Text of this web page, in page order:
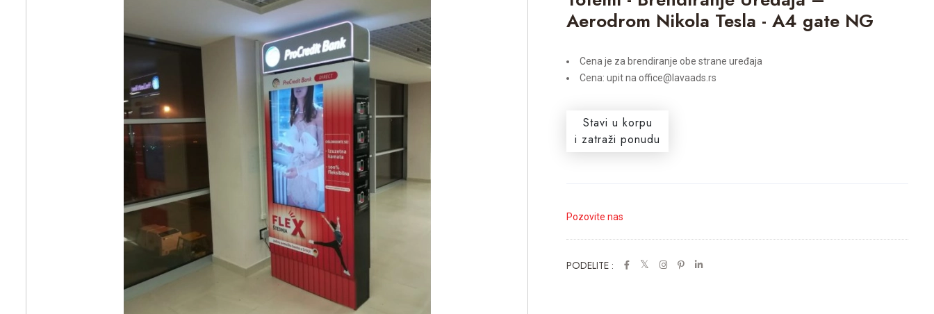
Aerodrom Nikola Tesla - A4 gate NG
Cena je za brendiranje obe strane uređaja
Cena: upit na office@lavaads.rs
Stavi u korpu
i zatraži ponudu
Pozovite nas
PODELITE :